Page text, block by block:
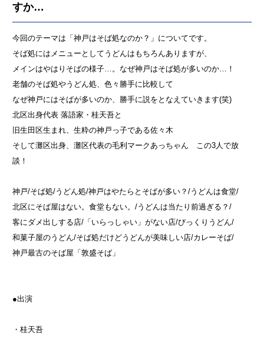
すか…
今回のテーマは「神戸はそば処なのか？」についてです。
そば処にはメニューとしてうどんはもちろんありますが、
メインはやはりそばの様子…。なぜ神戸はそば処が多いのか…！
老舗のそば処やうどん処、色々勝手に比較して
なぜ神戸にはそばが多いのか、勝手に説をとなえていきます(笑)
北区出身代表 落語家・桂天吾と
旧生田区生まれ、生粋の神戸っ子である佐々木
そして灘区出身、灘区代表の毛利マークあっちゃん この3人で放
談！
神戸/そば処/うどん処/神戸はやたらとそばが多い？/うどんは食堂/
北区にそば屋はない。食堂もない。/うどんは当たり前過ぎる？/
客にダメ出しする店/「いらっしゃい」がない店/びっくりうどん/
和菓子屋のうどん/そば処だけどうどんが美味しい店/カレーそば/
神戸最古のそば屋「敦盛そば」
●出演
・桂天吾